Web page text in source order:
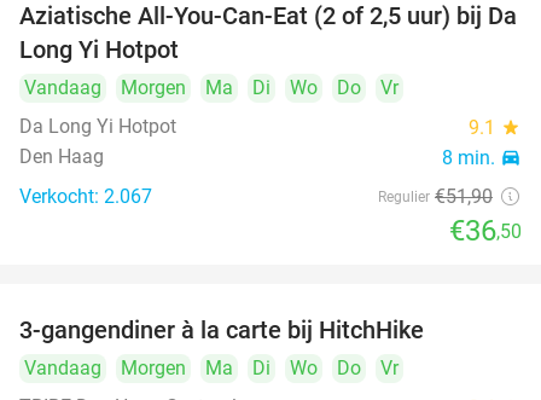
30%
Aziatische All-You-Can-Eat (2 of 2,5 uur) bij Da
Long Yi Hotpot
Vandaag Morgen Ma Di Wo Do
Vr
Da Long Yi Hotpot
9.1 star
Den Haag 8 min. directions_car
Verkocht: 2.067 Regulier €51,90
€36,50
3-gangendiner à la carte bij HitchHike
Vandaag Morgen Ma Di Wo Do
Vr